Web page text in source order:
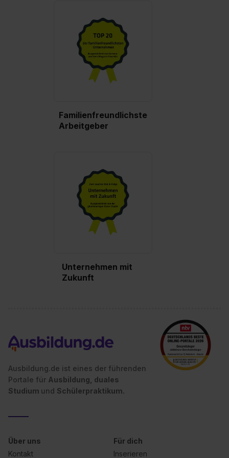
Familienfreundlichste
Arbeitgeber
Unternehmen mit
Zukunft
Ausbildung.de ist eines der führenden
Portale für Ausbildung, duales
Studium und Schülerpraktikum.
Über uns
Kontakt
Für dich
Inserieren